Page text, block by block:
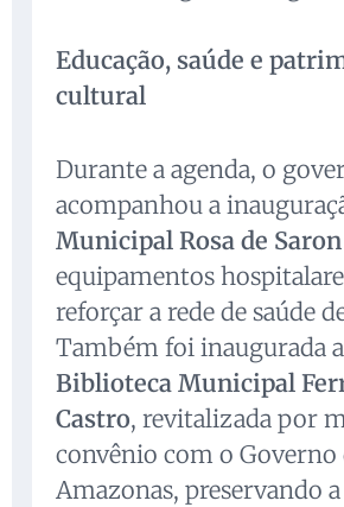
Educação, saúde e
cultural
Durante a agenda, o
acompanhou a
Municipal Rosa de Saron
equipamentos
reforçar a rede de saúde
Também foi inaugurada
Biblioteca Municipal
Castro, revitalizada por
convênio com o Governo
Amazonas, preservando